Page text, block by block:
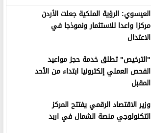
العيسوي: الرؤية الملكية جعلت الأردن
مركزا واعدا للاستثمار ونموذجا في
الاعتدال
"الترخيص" تطلق خدمة حجز مواعيد
الفحص العملي إلكترونيا ابتداء من الأحد
المقبل
وزير الاقتصاد الرقمي يفتتح المركز
التكنولوجي منصة الشمال في اربد